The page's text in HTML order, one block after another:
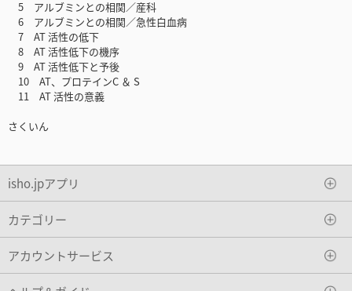
5 アルブミンとの相関／産科
6 アルブミンとの相関／急性白血病
7 AT 活性の低下
8 AT 活性低下の機序
9 AT 活性低下と予後
10 AT、プロテインC ＆ S
11 AT 活性の意義
さくいん
isho.jpアプリ
カテゴリー
アカウントサービス